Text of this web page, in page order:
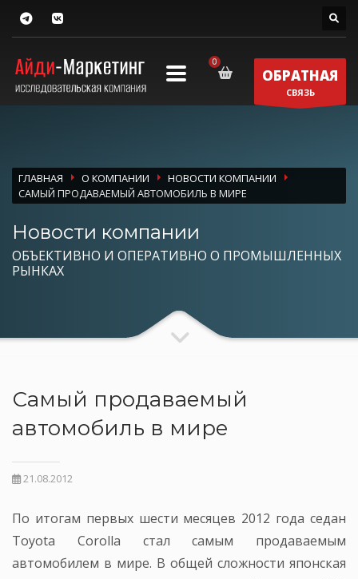
ОБРАТНАЯ
СВЯЗЬ
ГЛАВНАЯ О КОМПАНИИ
НОВОСТИ КОМПАНИИ
САМЫЙ ПРОДАВАЕМЫЙ АВТОМОБИЛЬ В МИРЕ
Новости компании
ОБЪЕКТИВНО И ОПЕРАТИВНО О ПРОМЫШЛЕННЫХ
РЫНКАХ
Самый продаваемый
автомобиль в мире
21.08.2012
По итогам первых шести месяцев 2012 года седан
Toyota Corolla стал самым продаваемым
автомобилем в мире. В общей сложности японская